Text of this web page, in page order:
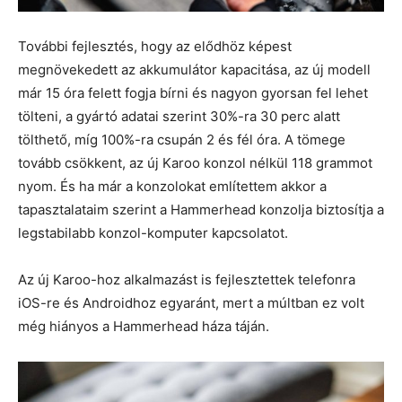
További fejlesztés, hogy az elődhöz képest
megnövekedett az akkumulátor kapacitása, az új modell
már 15 óra felett fogja bírni és nagyon gyorsan fel lehet
tölteni, a gyártó adatai szerint 30%-ra 30 perc alatt
tölthető, míg 100%-ra csupán 2 és fél óra. A tömege
tovább csökkent, az új Karoo konzol nélkül 118 grammot
nyom. És ha már a konzolokat említettem akkor a
tapasztalataim szerint a Hammerhead konzolja biztosítja a
legstabilabb konzol-komputer kapcsolatot.
Az új Karoo-hoz alkalmazást is fejlesztettek telefonra
iOS-re és Androidhoz egyaránt, mert a múltban ez volt
még hiányos a Hammerhead háza táján.